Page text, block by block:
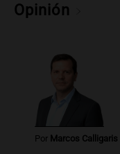
Episodios
ley de
Informados al
Episodios
Audio.
en Rosario
Privada.
Opinión
Por Marcos Calligaris